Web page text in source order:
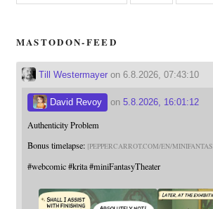
MASTODON-FEED
Till Westermayeron 6.8.2026, 07:43:10
David Revoy on 5.8.2026, 16:01:12
Authenticity Problem
Bonus timelapse: PEPPERCARROT.COM/EN/MINIFANTAS
#webcomic #krita #miniFantasyTheater